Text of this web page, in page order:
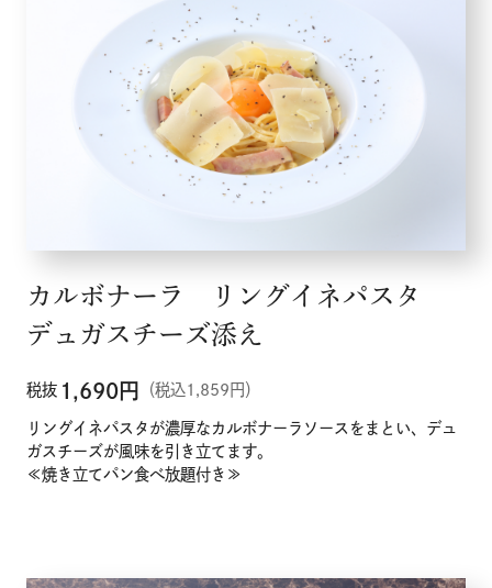
カルボナーラ リングイネパスタ
デュガスチーズ添え
税抜 1,690円 （税込1,859円）
リングイネパスタが濃厚なカルボナーラソースをまとい、デュ
ガスチーズが風味を引き立てます。
≪焼き立てパン食べ放題付き≫